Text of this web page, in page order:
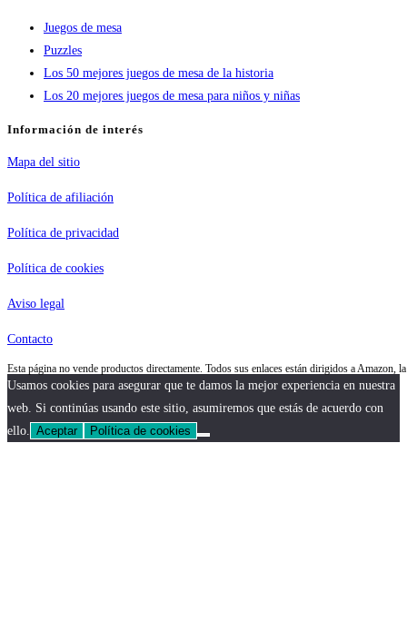
Juegos de mesa
Puzzles
Los 50 mejores juegos de mesa de la historia
Los 20 mejores juegos de mesa para niños y niñas
Información de interés
Mapa del sitio
Política de afiliación
Política de privacidad
Política de cookies
Aviso legal
Contacto
Esta página no vende productos directamente. Todos sus enlaces están dirigidos a
Usamos cookies para asegurar que te damos la mejor experiencia en nuestra
web. Si continúas usando este sitio, asumiremos que estás de acuerdo con
ello.
Aceptar Política de cookies